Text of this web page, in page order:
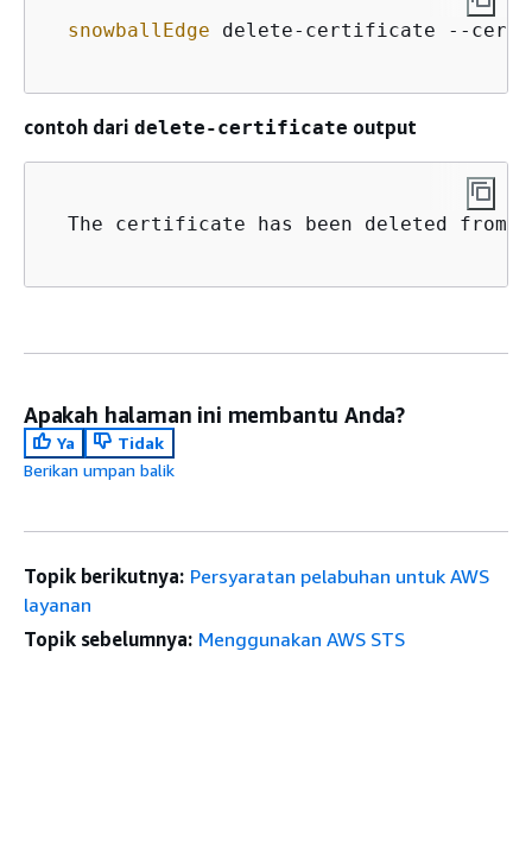
snowballEdge delete-certificate --
contoh dari delete-certificate output
The certificate has been
Apakah halaman ini membantu Anda?
Ya
Tidak
Berikan umpan balik
Topik berikutnya: Persyaratan pelabuhan untuk AWS
layanan
Topik sebelumnya: Menggunakan AWS STS